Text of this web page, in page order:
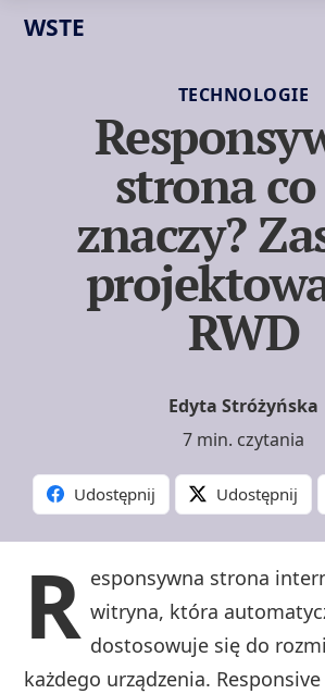
WSTE
TECHNOLOGIE
strona
znaczy?
RWD
Edyta Stróżyńska
7 min. czytania
Udostępnij Udostępnij
R esponsywna strona
witryna, która
dostosowuje się do
każdego urządzenia.